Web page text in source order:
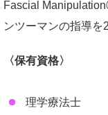
Fascial
ンツーマンの指導を
〈保有資格〉
理学療法士